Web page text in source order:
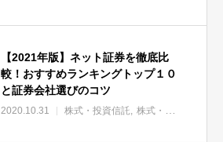
【2021年版】ネット証券を徹底比
較！おすすめランキングトップ１０
と証券会社選びのコツ
2020.10.31 株式・投資信託 株式・投資信託_おすすめ